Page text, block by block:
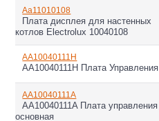
Aa11010108
Плата дисплея для настенных
котлов Electrolux 10040108
AA10040111H
AA10040111H Плата Управления
AA10040111A
AA10040111A Плата управления
основная